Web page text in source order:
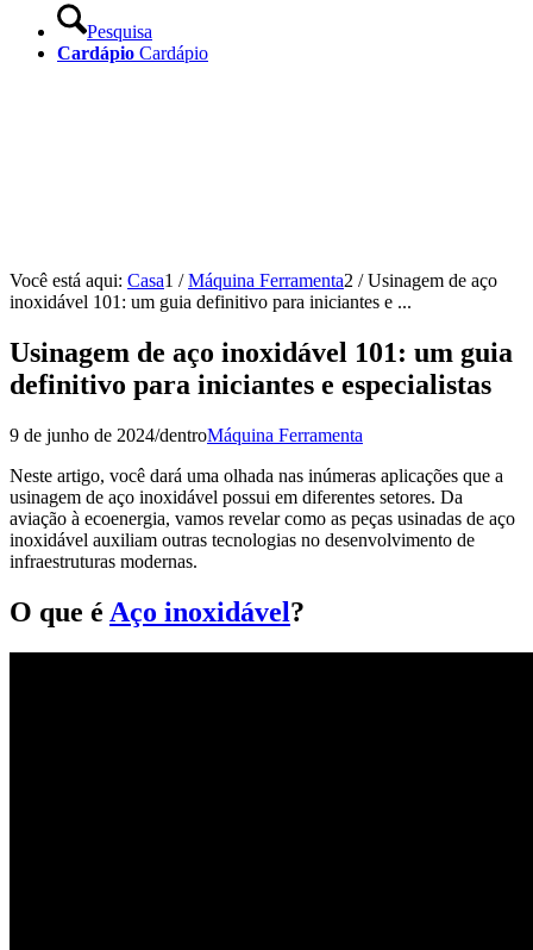
Pesquisa
Cardápio Cardápio
Você está aqui: Casa1 / Máquina Ferramenta2 / Usinagem de aço
inoxidável 101: um guia definitivo para iniciantes e ...
Usinagem de aço inoxidável 101: um guia
definitivo para iniciantes e especialistas
9 de junho de 2024/dentroMáquina Ferramenta
Neste artigo, você dará uma olhada nas inúmeras aplicações que a
usinagem de aço inoxidável possui em diferentes setores. Da
aviação à ecoenergia, vamos revelar como as peças usinadas de aço
inoxidável auxiliam outras tecnologias no desenvolvimento de
infraestruturas modernas.
O que é Aço inoxidável?